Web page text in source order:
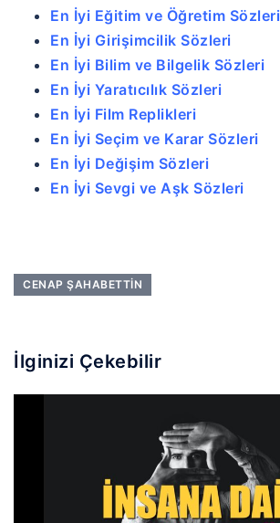
En İyi Eğitim ve Öğretim Sözleri
En İyi Girişimcilik Sözleri
En İyi Bilim ve Bilgelik Sözleri
En İyi Yaratıcılık Sözleri
En İyi Film Replikleri
En İyi Seçim ve Karar Sözleri
En İyi Değişim Sözleri
En İyi Sevgi ve Aşk Sözleri
CENAP ŞAHABETTIN
İlginizi Çekebilir